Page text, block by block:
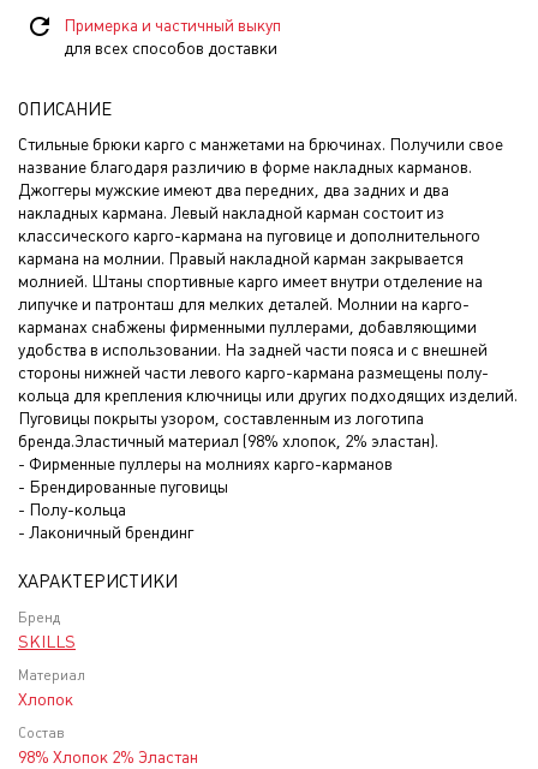
Примерка и частичный выкуп
для всех способов доставки
ОПИСАНИЕ
Стильные брюки карго с манжетами на брючинах. Получили свое
название благодаря различию в форме накладных карманов.
Джоггеры мужские имеют два передних, два задних и два
накладных кармана. Левый накладной карман состоит из
классического карго-кармана на пуговице и дополнительного
кармана на молнии. Правый накладной карман закрывается
молнией. Штаны спортивные карго имеет внутри отделение на
липучке и патронташ для мелких деталей. Молнии на карго-
карманах снабжены фирменными пуллерами, добавляющими
удобства в использовании. На задней части пояса и с внешней
стороны нижней части левого карго-кармана размещены полу-
кольца для крепления ключницы или других подходящих изделий.
Пуговицы покрыты узором, составленным из логотипа
бренда.Эластичный материал (98% хлопок, 2% эластан).
- Фирменные пуллеры на молниях карго-карманов
- Брендированные пуговицы
- Полу-кольца
- Лаконичный брендинг
ХАРАКТЕРИСТИКИ
Бренд
SKILLS
Материал
Хлопок
Состав
98% Хлопок 2% Эластан